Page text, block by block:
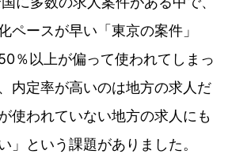
ペースが早い「東京の案件」
％以上が偏って使われてしまっ
内定率が高いのは地方の求人だ
使われていない地方の求人にも
」という課題がありました。